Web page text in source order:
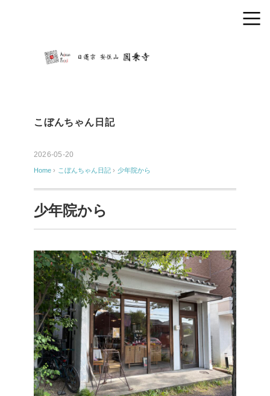
こぼんちゃん日記
2026-05-20
Home › こぼんちゃん日記 › 少年院から
少年院から